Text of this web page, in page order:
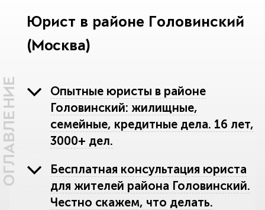
ОГЛАВЛЕНИЕ
Юрист в районе Головинский
(Москва)
Опытные юристы в районе
Головинский: жилищные,
семейные, кредитные дела. 16 лет,
3000+ дел.
Бесплатная консультация юриста
для жителей района Головинский.
Честно скажем, что делать.